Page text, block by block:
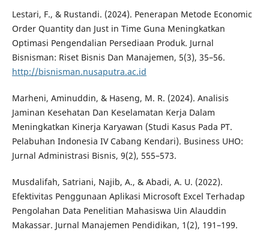
Lestari, F., & Rustandi. (2024). Penerapan Metode Economic
Order Quantity dan Just in Time Guna Meningkatkan
Optimasi Pengendalian Persediaan Produk. Jurnal
Bisnisman: Riset Bisnis Dan Manajemen, 5(3), 35–56.
http://bisnisman.nusaputra.ac.id
Marheni, Aminuddin, & Haseng, M. R. (2024). Analisis
Jaminan Kesehatan Dan Keselamatan Kerja Dalam
Meningkatkan Kinerja Karyawan (Studi Kasus Pada PT.
Pelabuhan Indonesia IV Cabang Kendari). Business UHO:
Jurnal Administrasi Bisnis, 9(2), 555–573.
Musdalifah, Satriani, Najib, A., & Abadi, A. U. (2022).
Efektivitas Penggunaan Aplikasi Microsoft Excel Terhadap
Pengolahan Data Penelitian Mahasiswa Uin Alauddin
Makassar. Jurnal Manajemen Pendidikan, 1(2), 191–199.